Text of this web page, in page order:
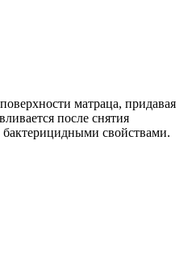
матраца, придавая
после снятия
бактерицидными свойствами.